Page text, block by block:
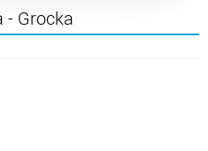
- Grocka